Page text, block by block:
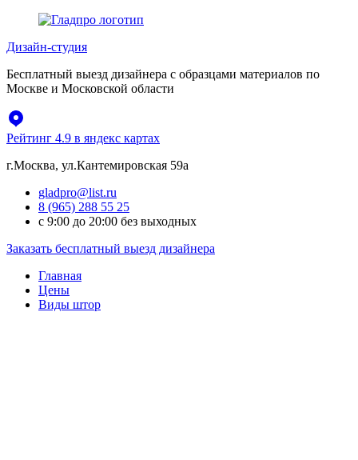
Перейти
содержимому
Дизайн-студия
Бесплатный выезд дизайнера с образцами материалов по
Москве и Московской области
Рейтинг 4.9 в яндекс картах
г.Москва, ул.Кантемировская 59а
gladpro@list.ru
8 (965) 288 55 25
с 9:00 до 20:00 без выходных
Заказать бесплатный выезд дизайнера
Главная
Цены
Виды штор